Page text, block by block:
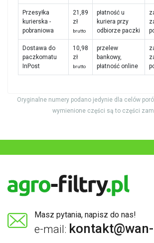
Przesyłka
kurierska -
pobraniowa
21,89
zł
brutto
płatność u
kuriera przy
odbiorze paczki
Dostawa do
paczkomatu
InPost
10,98
zł
brutto
przelew
bankowy,
płatność online
Oryginalne numery podano jedynie dla celów
wymienione części są to części
Masz pytania, napisz do nas!
e-mail: